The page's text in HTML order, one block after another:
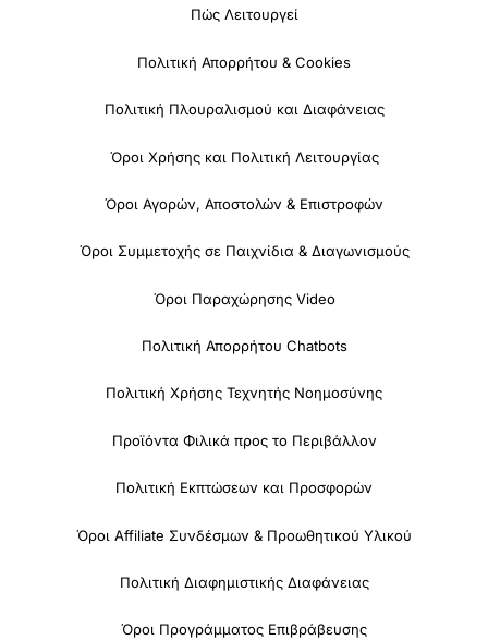
Πώς Λειτουργεί
Πολιτική Απορρήτου & Cookies
Πολιτική Πλουραλισμού και Διαφάνειας
Όροι Χρήσης και Πολιτική Λειτουργίας
Όροι Αγορών, Αποστολών & Επιστροφών
Όροι Συμμετοχής σε Παιχνίδια & Διαγωνισμούς
Όροι Παραχώρησης Video
Πολιτική Απορρήτου Chatbots
Πολιτική Χρήσης Τεχνητής Νοημοσύνης
Προϊόντα Φιλικά προς το Περιβάλλον
Πολιτική Εκπτώσεων και Προσφορών
Όροι Affiliate Συνδέσμων & Προωθητικού Υλικού
Πολιτική Διαφημιστικής Διαφάνειας
Όροι Προγράμματος Επιβράβευσης